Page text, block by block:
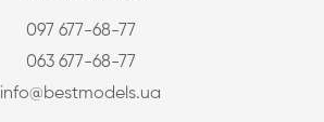
097 677-68-77
063 677-68-77
info@bestmodels.ua